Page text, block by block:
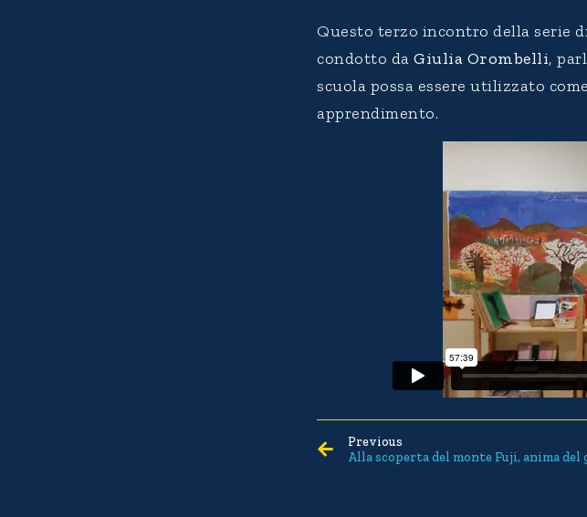
Questo terzo incontro della serie
condotto da Giulia Orombelli,
scuola possa essere utilizzato
apprendimento.
Previous
Alla scoperta del monte Fuji, anima del